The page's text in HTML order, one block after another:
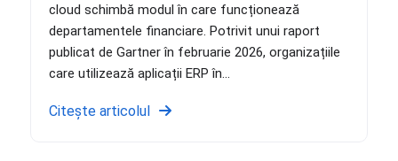
cloud schimbă modul în care funcționează
departamentele financiare. Potrivit unui raport
publicat de Gartner în februarie 2026, organizațiile
care utilizează aplicații ERP în...
Citește articolul